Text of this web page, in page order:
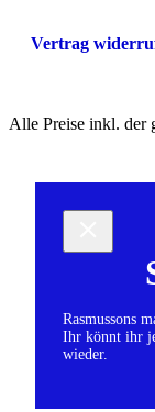
Vertrag
Alle Preise inkl. der
Rasmussons
Ihr könnt ihr
wieder.